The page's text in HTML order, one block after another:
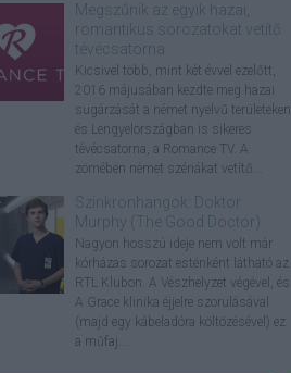
Megszűnik az egyik hazai,
romantikus sorozatokat vetítő
tévécsatorna
Kicsivel több, mint két évvel ezelőtt,
2016 májusában kezdte meg hazai
sugárzását a német nyelvű területeken
és Lengyelországban is sikeres
tévécsatorna, a Romance TV. A
zömében német szériákat vetítő...
Szinkronhangok: Doktor
Murphy (The Good Doctor)
Nagyon hosszú ideje nem volt már
kórházas sorozat esténként látható az
RTL Klubon. A Vészhelyzet végével, és
A Grace klinika éjjelre szorulásával
(majd egy kábeladóra költözésével) ez
a műfaj...